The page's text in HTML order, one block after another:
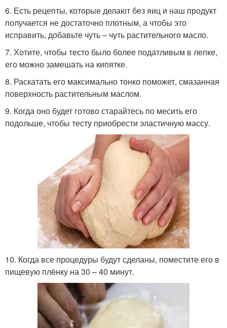
6. Есть рецепты, которые делают без яиц и наш продукт
получается не достаточно плотным, а чтобы это
исправить, добавьте чуть – чуть растительного масло.
7. Хотите, чтобы тесто было более податливым в лепке,
его можно замешать на кипятке.
8. Раскатать его максимально тонко поможет, смазанная
поверхность растительным маслом.
9. Когда оно будет готово старайтесь по месить его
подольше, чтобы тесту приобрести эластичную массу.
10. Когда все процедуры будут сделаны, поместите его в
пищевую плёнку на 30 – 40 минут.